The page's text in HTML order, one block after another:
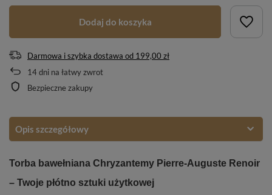
Dodaj do koszyka
Darmowa i szybka dostawa od 199,00 zł
14dni na łatwy zwrot
Bezpieczne zakupy
Opis szczegółowy
Torba bawełniana Chryzantemy Pierre-Auguste Renoir
– Twoje płótno sztuki użytkowej